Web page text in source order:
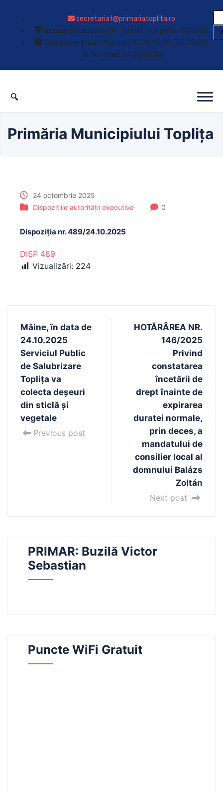
secretariat@primariatoplita.ro
Nicolae Bălcescu nr. 14 • Toplița • Harghita • 535700
Orar casierie: Luni-Miercuri: 07.00-15.30; Joi: 07.00-
18.00; Vineri: 07.00-13.00
Primăria Municipiului Toplița
24 octombrie 2025
Dispozițiile autorității executive
0
Dispoziția nr. 489/24.10.2025
DISP 489
Vizualizări: 224
Mâine, în data de
24.10.2025
Serviciul Public
de Salubrizare
Toplița va
colecta deșeuri
din sticlă și
vegetale
Previous post
HOTĂRÂREA NR.
146/2025
Privind
constatarea
încetării de
drept înainte de
expirarea
duratei normale,
prin deces, a
mandatului de
consilier local al
domnului Balázs
Zoltán
Next post
PRIMAR: Buzilă Victor
Sebastian
Puncte WiFi Gratuit